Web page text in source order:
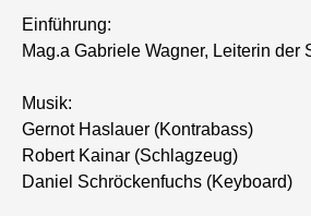
Einführung:
Mag.a Gabriele Wagner, Leiterin der
Musik:
Gernot Haslauer (Kontrabass)
Robert Kainar (Schlagzeug)
Daniel Schröckenfuchs (Keyboard)